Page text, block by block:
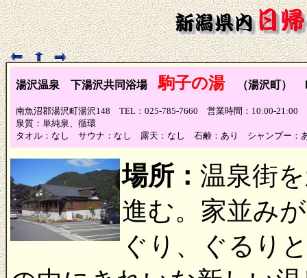
湯沢温泉 下湯沢共同浴場駒子の湯 （湯沢町）
南魚沼郡湯沢町湯沢148 TEL：025-785-7660 営業時間：10:00-21:00
泉質：単純泉、循環
タオル：なし サウナ：なし 露天：なし 石鹸：あり シャンプー：
場所： 温泉街
進む。家並み
ぐり、ぐるり